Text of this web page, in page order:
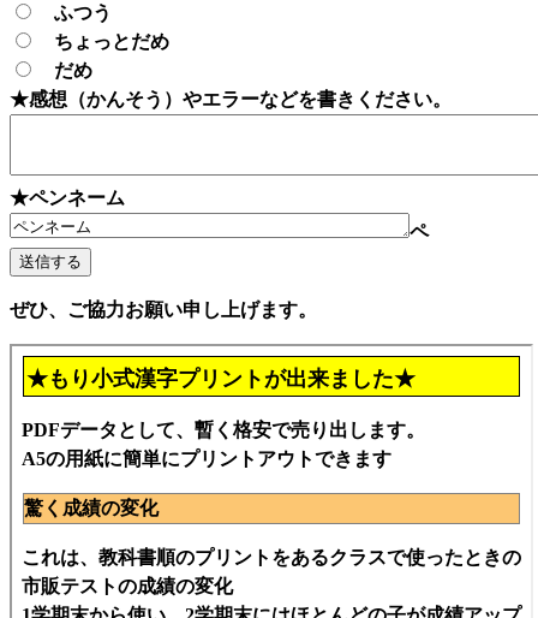
ふつう
ちょっとだめ
だめ
★感想（かんそう）やエラーなどを書きください。
★ペンネーム
ペ
ぜひ、ご協力お願い申し上げます。